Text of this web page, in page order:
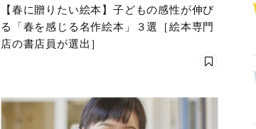
【春に贈りたい絵本】子どもの感性が伸び
る「春を感じる名作絵本」３選［絵本専門
店の書店員が選出］